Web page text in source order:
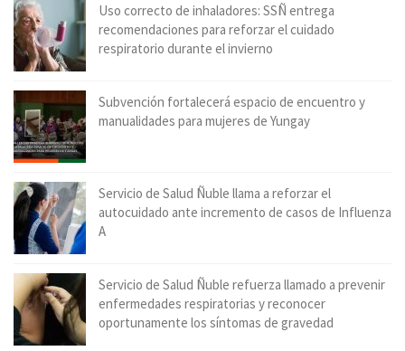
Uso correcto de inhaladores: SSÑ entrega
recomendaciones para reforzar el cuidado
respiratorio durante el invierno
Subvención fortalecerá espacio de encuentro y
manualidades para mujeres de Yungay
Servicio de Salud Ñuble llama a reforzar el
autocuidado ante incremento de casos de Influenza
A
Servicio de Salud Ñuble refuerza llamado a prevenir
enfermedades respiratorias y reconocer
oportunamente los síntomas de gravedad